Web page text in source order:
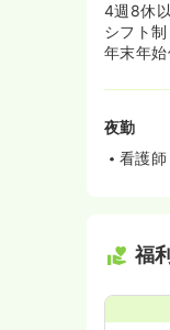
4週8休
シフト
年末年始
夜勤
看護
福